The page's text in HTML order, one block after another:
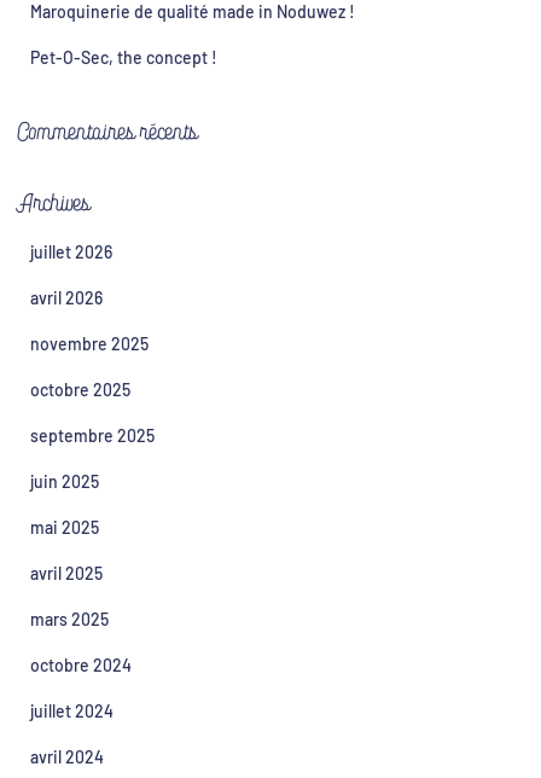
Maroquinerie de qualité made in Noduwez !
Pet-O-Sec, the concept !
Commentaires récents
Archives
juillet 2026
avril 2026
novembre 2025
octobre 2025
septembre 2025
juin 2025
mai 2025
avril 2025
mars 2025
octobre 2024
juillet 2024
avril 2024